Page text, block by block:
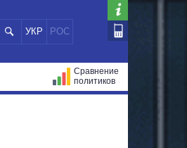
УКР РОС
Сравнение
политиков